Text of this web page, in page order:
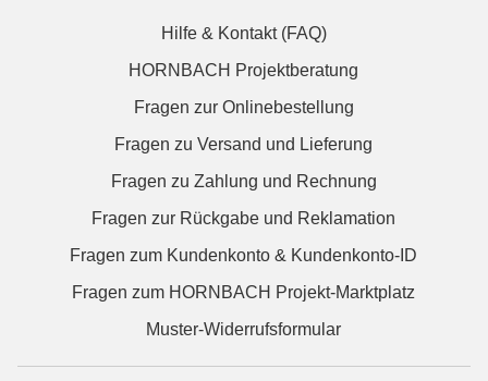
Hilfe & Kontakt (FAQ)
HORNBACH Projektberatung
Fragen zur Onlinebestellung
Fragen zu Versand und Lieferung
Fragen zu Zahlung und Rechnung
Fragen zur Rückgabe und Reklamation
Fragen zum Kundenkonto & Kundenkonto-ID
Fragen zum HORNBACH Projekt-Marktplatz
Muster-Widerrufsformular